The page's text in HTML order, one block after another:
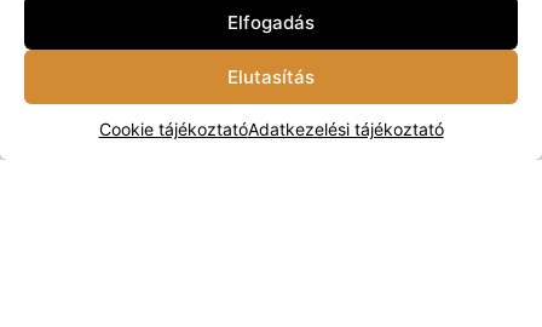
Elfogadás
Elutasítás
Cookie tájékoztatóAdatkezelési tájékoztató
Amarok (2023 -tól)
Készleten
Rendszámtábla Tartó
Készleten